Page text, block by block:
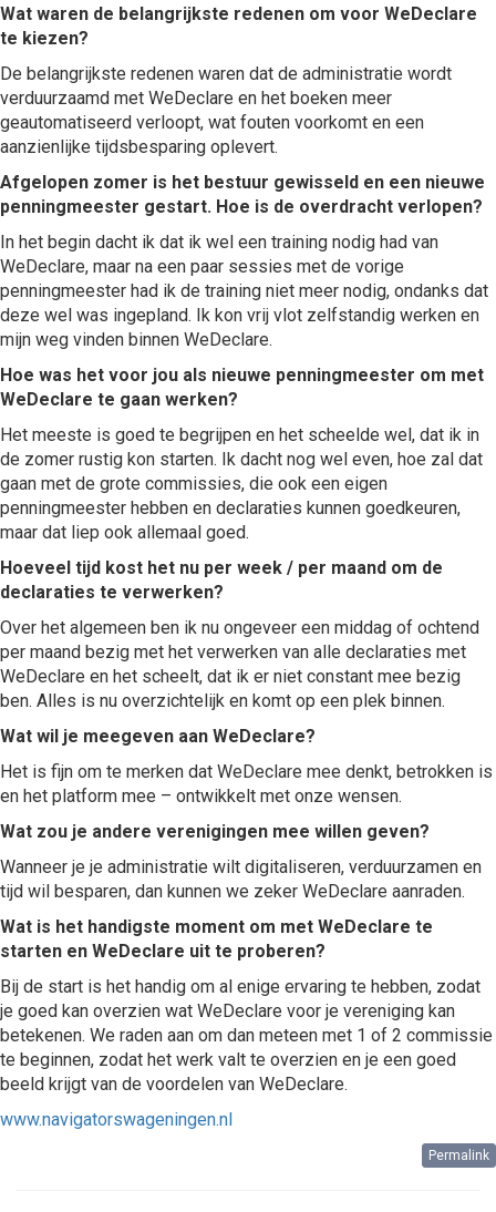
Wat waren de belangrijkste redenen om voor WeDeclare
te kiezen?
De belangrijkste redenen waren dat de administratie wordt
verduurzaamd met WeDeclare en het boeken meer
geautomatiseerd verloopt, wat fouten voorkomt en een
aanzienlijke tijdsbesparing oplevert.
Afgelopen zomer is het bestuur gewisseld en een nieuwe
penningmeester gestart. Hoe is de overdracht verlopen?
In het begin dacht ik dat ik wel een training nodig had van
WeDeclare, maar na een paar sessies met de vorige
penningmeester had ik de training niet meer nodig, ondanks dat
deze wel was ingepland. Ik kon vrij vlot zelfstandig werken en
mijn weg vinden binnen WeDeclare.
Hoe was het voor jou als nieuwe penningmeester om met
WeDeclare te gaan werken?
Het meeste is goed te begrijpen en het scheelde wel, dat ik in
de zomer rustig kon starten. Ik dacht nog wel even, hoe zal dat
gaan met de grote commissies, die ook een eigen
penningmeester hebben en declaraties kunnen goedkeuren,
maar dat liep ook allemaal goed.
Hoeveel tijd kost het nu per week / per maand om de
declaraties te verwerken?
Over het algemeen ben ik nu ongeveer een middag of ochtend
per maand bezig met het verwerken van alle declaraties met
WeDeclare en het scheelt, dat ik er niet constant mee bezig
ben. Alles is nu overzichtelijk en komt op een plek binnen.
Wat wil je meegeven aan WeDeclare?
Het is fijn om te merken dat WeDeclare mee denkt, betrokken is
en het platform mee – ontwikkelt met onze wensen.
Wat zou je andere verenigingen mee willen geven?
Wanneer je je administratie wilt digitaliseren, verduurzamen en
tijd wil besparen, dan kunnen we zeker WeDeclare aanraden.
Wat is het handigste moment om met WeDeclare te
starten en WeDeclare uit te proberen?
Bij de start is het handig om al enige ervaring te hebben, zodat
je goed kan overzien wat WeDeclare voor je vereniging kan
betekenen. We raden aan om dan meteen met 1 of 2 commissie
te beginnen, zodat het werk valt te overzien en je een goed
beeld krijgt van de voordelen van WeDeclare.
www.navigatorswageningen.nl
Permalink